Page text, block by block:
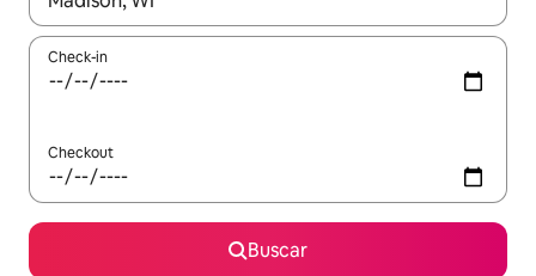
Check-in
Checkout
Buscar